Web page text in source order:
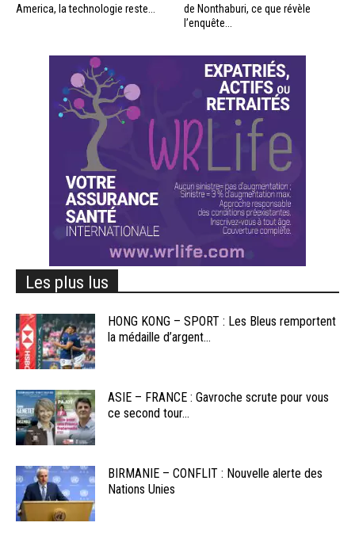
America, la technologie reste...
de Nonthaburi, ce que révèle
l’enquête...
Les plus lus
HONG KONG – SPORT : Les Bleus remportent
la médaille d’argent...
ASIE – FRANCE : Gavroche scrute pour vous
ce second tour...
BIRMANIE – CONFLIT : Nouvelle alerte des
Nations Unies